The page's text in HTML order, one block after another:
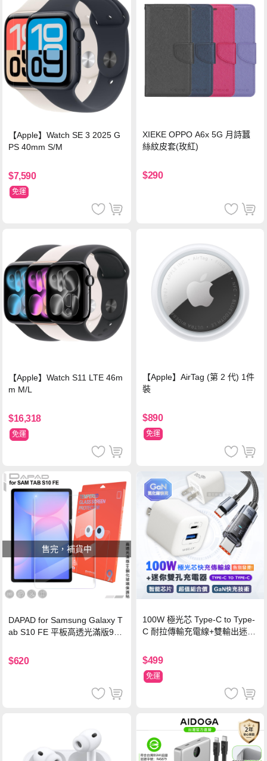
【Apple】Watch SE 3 2025 G
PS 40mm S/M
$7,590
免運
XIEKE OPPO A6x 5G 月詩蠶
絲紋皮套(玫紅)
$290
【Apple】Watch S11 LTE 46m
m M/L
$16,318
免運
【Apple】AirTag (第 2 代) 1件
裝
$890
免運
售完，補貨中
DAPAD for Samsung Galaxy T
ab S10 FE 平板高透光滿版9H
$620
100W 極光芯 Type-C to Type-
C 耐拉傳輸充電線+雙輸出迷你
$499
免運